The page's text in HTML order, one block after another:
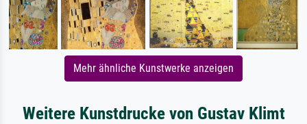
Mehr ähnliche Kunstwerke anzeigen
Weitere Kunstdrucke von Gustav Klimt